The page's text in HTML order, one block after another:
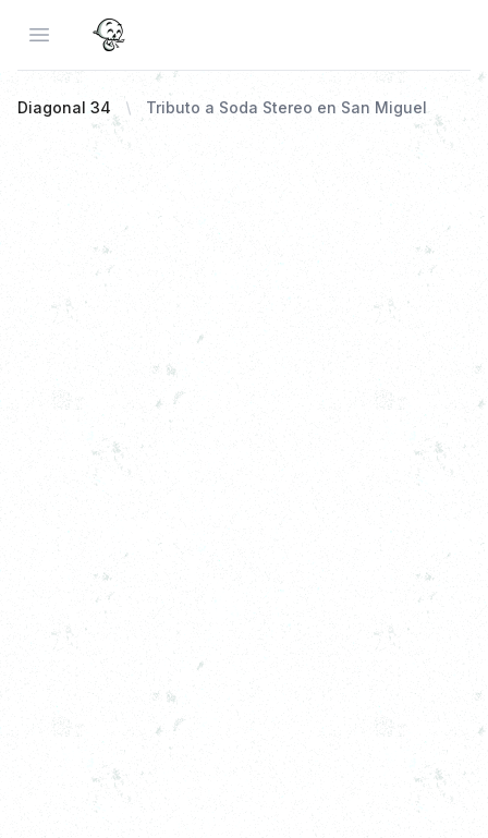
Open menu
Diagonal 34 Tributo a Soda Stereo en San Miguel